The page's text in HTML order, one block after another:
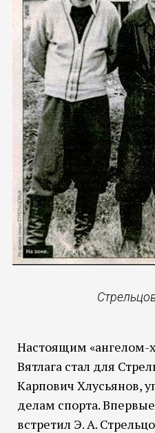
Настоящим «ангелом-
Вятлага стал для
Карпович Хлусьянов,
делам спорта.
встретил Э. А.